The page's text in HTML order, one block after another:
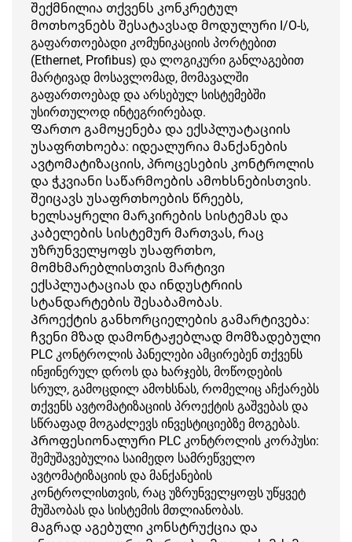
შექმნილია თქვენს კონკრეტულ
მოთხოვნებს შესატავსად მოდულური I/O-ს,
გაფართოებადი კომუნიკაციის პორტებით
(Ethernet, Profibus) და ლოგიკური განლაგებით
მარტივად მოსავლომად, მომავალში
გაფართოებად და არსებულ სისტემებში
უსირთულოდ ინტეგრირებად.
Ფართო გამოყენება და ექსპლუატაციის
უსაფრთხოება: იდეალურია მანქანების
ავტომატიზაციის, პროცესების კონტროლის
და ჭკვიანი საწარმოების ამოხსნებისთვის.
შეიცავს უსაფრთხოების წრეებს,
ხელსაყრელი მარკირების სისტემას და
კაბელების სისტემურ მართვას, რაც
უზრუნველყოფს უსაფრთხო,
მომხმარებლისთვის მარტივი
ექსპლუატაციას და ინდუსტრიის
სტანდარტების შესაბამობას.
Პროექტის განხორციელების გამარტივება:
ჩვენი მზად დამონტაჟებლად მომზადებული
PLC კონტროლის პანელები ამცირებენ თქვენს
ინჟინერულ დროს და ხარჯებს, მოწოდების
სრულ, გამოცდილ ამოხსნას, რომელიც აჩქარებს
თქვენს ავტომატიზაციის პროექტის გაშვებას და
სწრაფად მოგაძლევს ინვესტიციებზე მოგებას.
Პროფესიონალური PLC კონტროლის კორპუსი:
შემუშავებულია საიმედო სამრეწველო
ავტომატიზაციის და მანქანების
კონტროლისთვის, რაც უზრუნველყოფს უწყვეტ
მუშაობას და სისტემის მთლიანობას.
Მაგრად აგებული კონსტრუქცია და